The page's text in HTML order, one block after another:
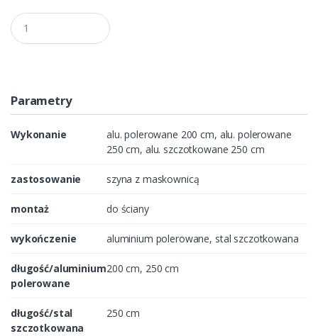
Q
u
a
t
yParametry
Wykonanie
alu. polerowane 200 cm, alu. polerowane
250 cm, alu. szczotkowane 250 cm
zastosowanie szyna z maskownicą
montaż do ściany
wykończenie aluminium polerowane, stal szczotkowana
długość/aluminium
polerowane
200 cm, 250 cm
długość/stal
szczotkowana
250 cm